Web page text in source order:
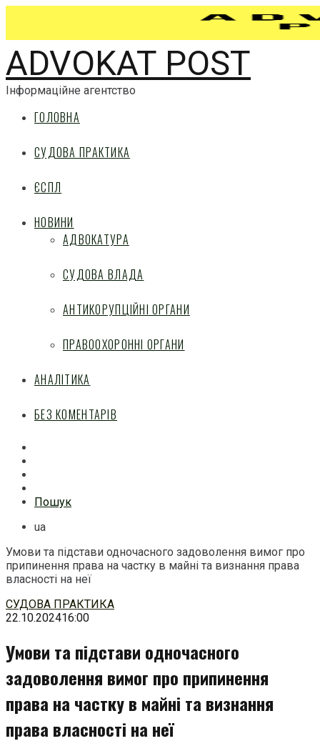
ADVOKAT POST
Інформаційне агентство
ГОЛОВНА
СУДОВА ПРАКТИКА
ЄСПЛ
НОВИНИ
АДВОКАТУРА
СУДОВА ВЛАДА
АНТИКОРУПЦІЙНІ ОРГАНИ
ПРАВООХОРОННІ ОРГАНИ
АНАЛІТИКА
БЕЗ КОМЕНТАРІВ
Пошук
ua
Умови та підстави одночасного задоволення вимог про
припинення права на частку в майні та визнання права
власності на неї
Перейти
до
СУДОВА ПРАКТИКА
22.10.202416:00
Умови та підстави одночасного
задоволення вимог про припинення
права на частку в майні та визнання
права власності на неї